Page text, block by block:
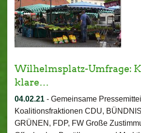
Wilhelmsplatz-Umfrage:
klare…
04.02.21 - Gemeinsame
Koalitionsfraktionen CDU,
GRÜNEN, FDP, FW Große